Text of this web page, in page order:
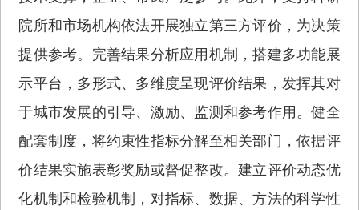
院所和市场机构依法开展独立第三方评价，为决策
提供参考。完善结果分析应用机制，搭建多功能展
示平台，多形式、多维度呈现评价结果，发挥其对
于城市发展的引导、激励、监测和参考作用。健全
配套制度，将约束性指标分解至相关部门，依据评
价结果实施表彰奖励或督促整改。建立评价动态优
化机制和检验机制，对指标、数据、方法的科学性